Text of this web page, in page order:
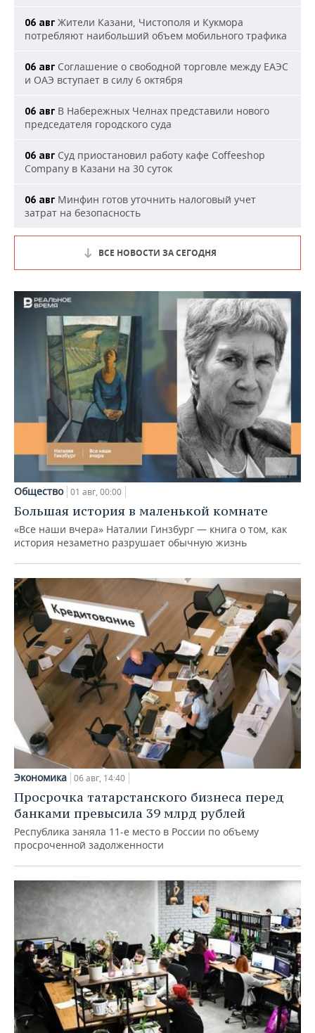
06 авг Жители Казани, Чистополя и Кукмора
потребляют наибольший объем мобильного трафика
06 авг Соглашение о свободной торговле между ЕАЭС
и ОАЭ вступает в силу 6 октября
06 авг В Набережных Челнах представили нового
председателя городского суда
06 авг Суд приостановил работу кафе Coffeeshop
Company в Казани на 30 суток
06 авг Минфин готов уточнить налоговый учет
затрат на безопасность
ВСЕ НОВОСТИ ЗА СЕГОДНЯ
Общество 01 авг, 00:00
Большая история в маленькой комнате
«Все наши вчера» Наталии Гинзбург — книга о том, как
история незаметно разрушает обычную жизнь
Экономика 06 авг, 14:40
Просрочка татарстанского бизнеса перед
банками превысила 39 млрд рублей
Республика заняла 11-е место в России по объему
просроченной задолженности